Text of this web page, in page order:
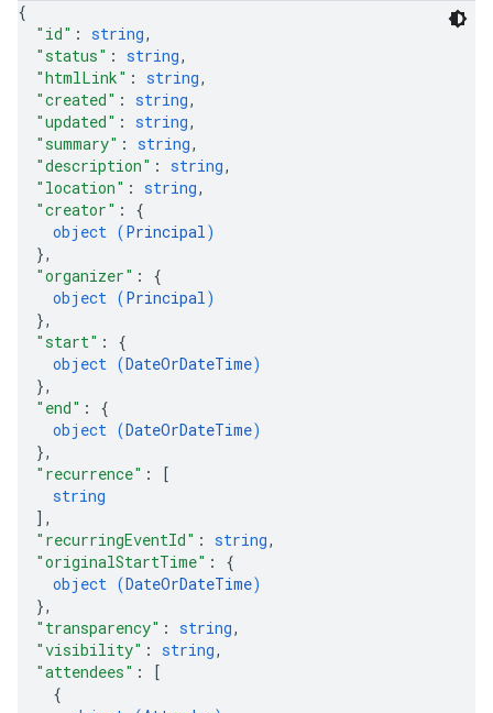
{
"id" : string,
"status" : string,
"htmlLink" : string,
"created" : string,
"updated" : string,
"summary" : string,
"description" : string,
"location" : string,
"creator" : {
object (Principal)
},
"organizer" : {
object (Principal)
},
"start" : {
object (DateOrDateTime)
},
"end" : {
object (DateOrDateTime)
},
"recurrence" :
[
string
] ,
"recurringEventId" : string,
"originalStartTime" : {
object (DateOrDateTime)
},
"transparency" : string,
"visibility" : string,
"attendees" :
[
{